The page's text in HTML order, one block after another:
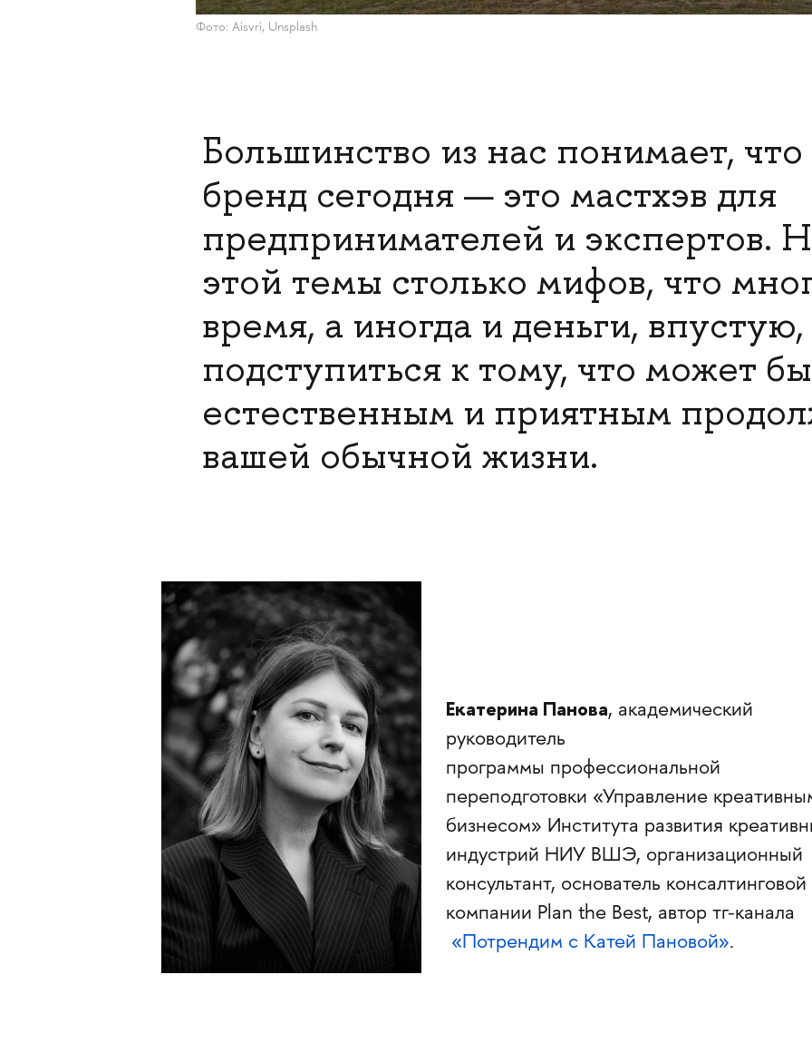
Фото: Aisvri, Unsplash
Большинство из нас понимает,
бренд сегодня — это мастхэв для
предпринимателей и экспертов.
этой темы столько мифов, что
время, а иногда и деньги, впустую,
подступиться к тому, что может
естественным и приятным
вашей обычной жизни.
Екатерина Панова, академический
руководитель
программы профессиональной
переподготовки «Управление
бизнесом» Института развития
индустрий НИУ ВШЭ, организационный
консультант, основатель консалтинговой
компании Plan the Best, автор тг-канала
«Потрендим с Катей Пановой».